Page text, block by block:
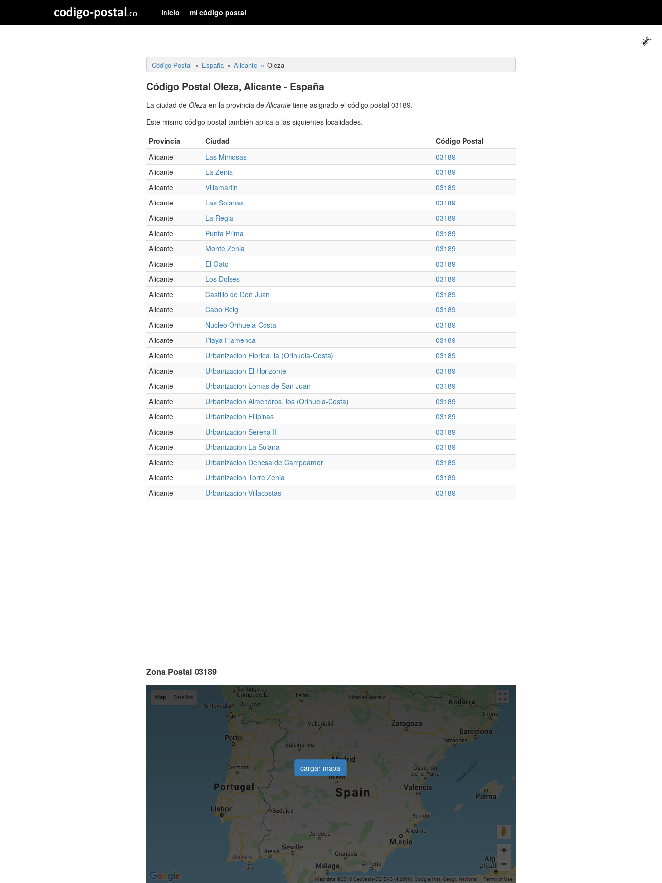
inicio mi código postal
Código Postal España Alicante Oleza
Código Postal Oleza, Alicante - España
La ciudad de Oleza en la provincia deAlicante tiene asignado el código postal 03189.
Este mismo código postal también aplica a las siguientes localidades.
Provincia
Ciudad
Código Postal
Alicante
Las Mimosas
03189
Alicante
La Zenia
03189
Alicante
Villamartin
03189
Alicante
Las Solanas
03189
Alicante
La Regia
03189
Alicante
Punta Prima
03189
Alicante
Monte Zenia
03189
Alicante
El Gato
03189
Alicante
Los Dolses
03189
Alicante
Castillo de Don Juan
03189
Alicante
Cabo Roig
03189
Alicante
Nucleo Orihuela-Costa
03189
Alicante
Playa Flamenca
03189
Alicante
Urbanizacion Florida, la (Orihuela-Costa)
03189
Alicante
Urbanizacion El Horizonte
03189
Alicante
Urbanizacion Lomas de San Juan
03189
Alicante
Urbanizacion Almendros, los (Orihuela-Costa)
03189
Alicante
Urbanizacion Filipinas
03189
Alicante
Urbanizacion Serena II
03189
Alicante
Urbanizacion La Solana
03189
Alicante
Urbanizacion Dehesa de Campoamor
03189
Alicante
Urbanizacion Torre Zenia
03189
Alicante
Urbanizacion Villacostas 03189
Zona Postal 03189
cargar mapa